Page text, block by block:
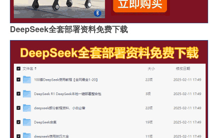
DeepSeek全套部署资料免费下载